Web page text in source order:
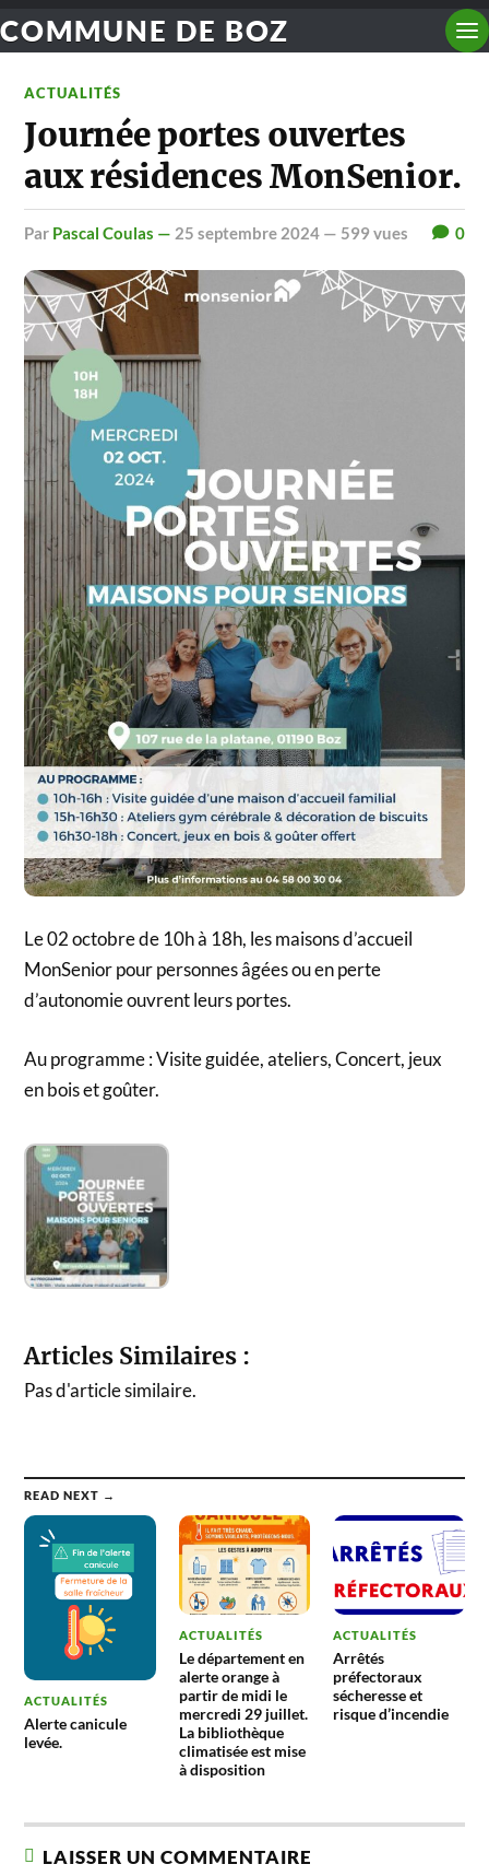
COMMUNE DE BOZ
ACTUALITÉS
Journée portes ouvertes
aux résidences MonSenior.
par Pascal Coulas — 25 septembre 2024 — 599 vues 0
Le 02 octobre de 10h à 18h, les maisons d’accueil
MonSenior pour personnes âgées ou en perte
d’autonomie ouvrent leurs portes.
Au programme : Visite guidée, ateliers, Concert, jeux
en bois et goûter.
Articles Similaires :
Pas d'article similaire.
READ NEXT →
ACTUALITÉS
Alerte canicule
levée.
ACTUALITÉS
Le département en
alerte orange à
partir de midi le
mercredi 29 juillet.
La bibliothèque
climatisée est mise
à disposition
ACTUALITÉS
Arrêtés
préfectoraux
sécheresse et
risque d’incendie
LAISSER UN COMMENTAIRE